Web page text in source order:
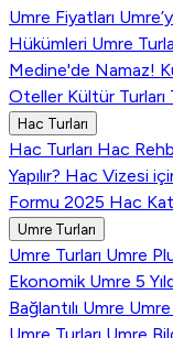
Umre Fiyatları
Hükümleri Umre
Medine'de Namaz!
Oteller Kültür Turları
Hac Turları
Hac Turları Hac
Yapılır? Hac Vizesi
Formu 2025 Hac
Umre Turları
Umre Turları Umre
Ekonomik Umre 5
Bağlantılı Umre